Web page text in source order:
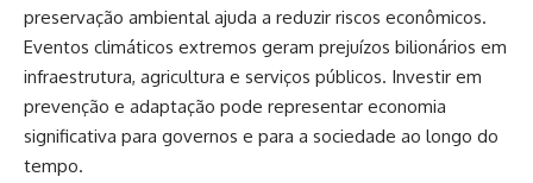
preservação ambiental ajuda a reduzir riscos econômicos.
Eventos climáticos extremos geram prejuízos bilionários em
infraestrutura, agricultura e serviços públicos. Investir em
prevenção e adaptação pode representar economia
significativa para governos e para a sociedade ao longo do
tempo.